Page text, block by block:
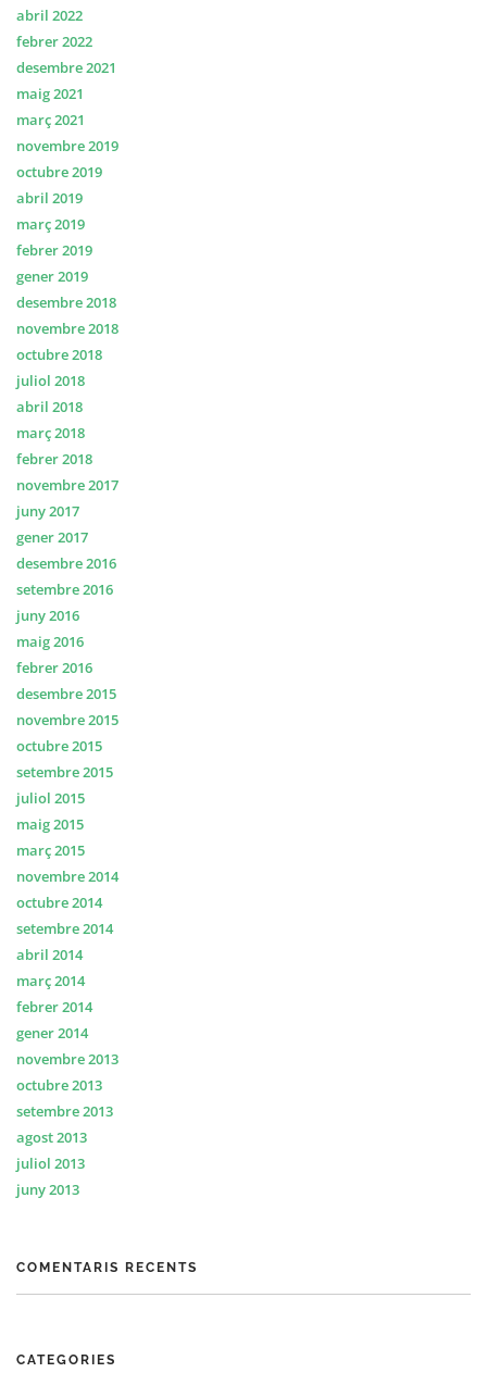
abril 2022
febrer 2022
desembre 2021
maig 2021
març 2021
novembre 2019
octubre 2019
abril 2019
març 2019
febrer 2019
gener 2019
desembre 2018
novembre 2018
octubre 2018
juliol 2018
abril 2018
març 2018
febrer 2018
novembre 2017
juny 2017
gener 2017
desembre 2016
setembre 2016
juny 2016
maig 2016
febrer 2016
desembre 2015
novembre 2015
octubre 2015
setembre 2015
juliol 2015
maig 2015
març 2015
novembre 2014
octubre 2014
setembre 2014
abril 2014
març 2014
febrer 2014
gener 2014
novembre 2013
octubre 2013
setembre 2013
agost 2013
juliol 2013
juny 2013
COMENTARIS RECENTS
CATEGORIES